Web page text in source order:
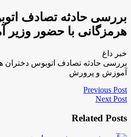
بررسی حادثه تصادف
هرمزگانی با حضور
خبر داغ
بررسی حادثه تصادف اتوبوس دختران
آموزش و پرورش
Previous Post
Next Post
Related Posts